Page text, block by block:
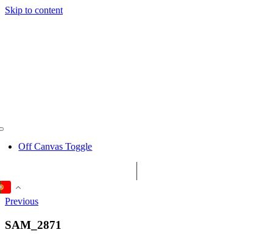
Skip to content
Off Canvas Toggle
Previous
SAM_2871